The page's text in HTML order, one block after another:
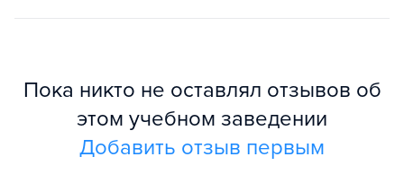
Пока никто не оставлял отзывов об
этом учебном заведении
Добавить отзыв первым